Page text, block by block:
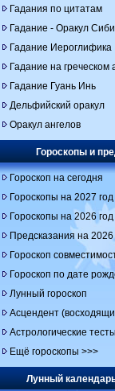
Гадания по цитатам
Гадание - Оракул
Гадание Иероглифика
Гадание на греческом
Гадание Гуань Инь
Дельфийский оракул
Оракул ангелов
Гороскопы и
Гороскоп на сегодня
Гороскопы на 2027 год
Гороскопы на 2026 год
Предсказания на 2026
Гороскоп
Гороскоп по дате
Лунный гороскоп
Асцендент
Астрологические
Ещё гороскопы >>>
Лунный